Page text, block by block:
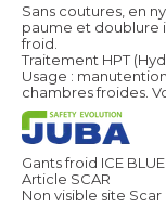
Sans coutures, en
paume et doublure
froid.
Traitement HPT
Usage :
chambres froides.
Gants froid ICE BLUE
Article SCAR
Non visible site Scar